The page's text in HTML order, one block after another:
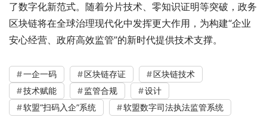
了数字化新范式。随着分片技术、零知识证明等突破，政务
区块链将在全球治理现代化中发挥更大作用，为构建“企业
安心经营、政府高效监管”的新时代提供技术支撑。
一企一码 区块链存证
区块链技术
技术赋能
监管合规
设计
软盟“扫码入企”系统
软盟数字司法执法监管系统